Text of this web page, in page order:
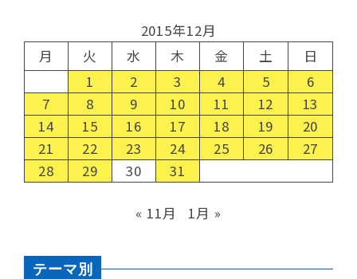
2015年12月
月
火 水 木 金 土
日
1
2 3 4 5
6
7
8 9 10 11 12
13
14
15 16 17 18 19
20
21
22 23 24 25 26
27
28
29 30 31
« 11月 1月 »
テーマ別